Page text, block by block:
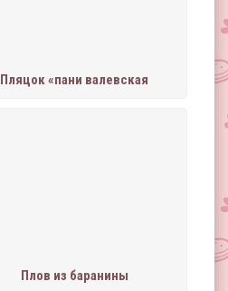
Пляцок «пани валевская
Плов из баранины